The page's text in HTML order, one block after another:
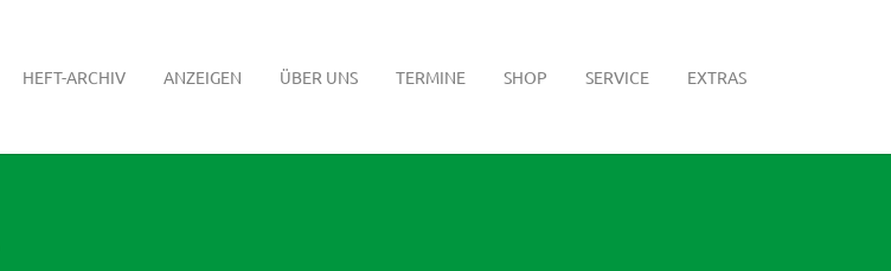
HEFT-ARCHIV ANZEIGEN ÜBER UNS TERMINE SHOP SERVICE EXTRAS